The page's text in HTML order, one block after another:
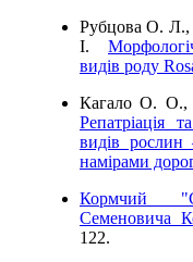
Рубцова О. Л.,
І.
видів роду
Кагало О.
Репатріація
видів
намірами
Кормчий
Семеновича
122.